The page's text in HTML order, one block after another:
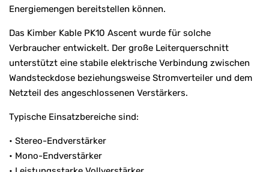
Energiemengen bereitstellen können.
Das Kimber Kable PK10 Ascent wurde für solche
Verbraucher entwickelt. Der große Leiterquerschnitt
unterstützt eine stabile elektrische Verbindung zwischen
Wandsteckdose beziehungsweise Stromverteiler und dem
Netzteil des angeschlossenen Verstärkers.
Typische Einsatzbereiche sind:
• Stereo-Endverstärker
• Mono-Endverstärker